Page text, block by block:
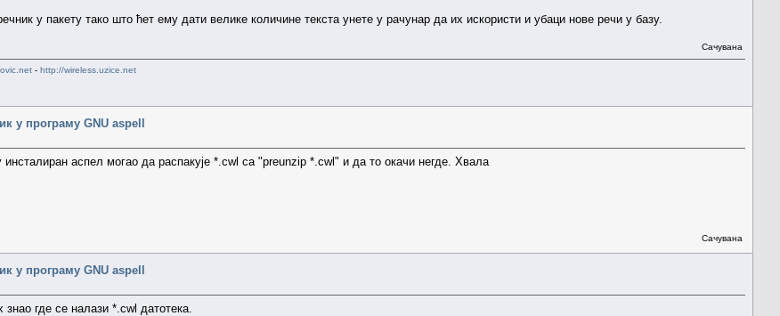
у пакету тако што ћет ему дати велике количине текста унете у рачунар да их искористи и убаци нове речи у базу.
Сачувана
- http://wireless.uzice.net
у програму GNU aspell
аспел могао да распакује *.cwl са "preunzip *.cwl" и да то окачи негде. Хвала
Сачувана
у програму GNU aspell
где се налази *.cwl датотека.